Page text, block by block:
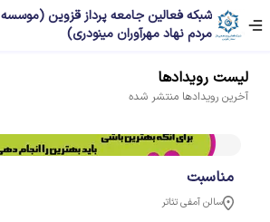
شبکه فعالین جامعه پرداز قزوین (موسسه
مردم نهاد مهرآوران مینودری)
لیست رویدادها
آخرین رویدادها منتشر شده
مناسبت
سالن آمفی تئاتر